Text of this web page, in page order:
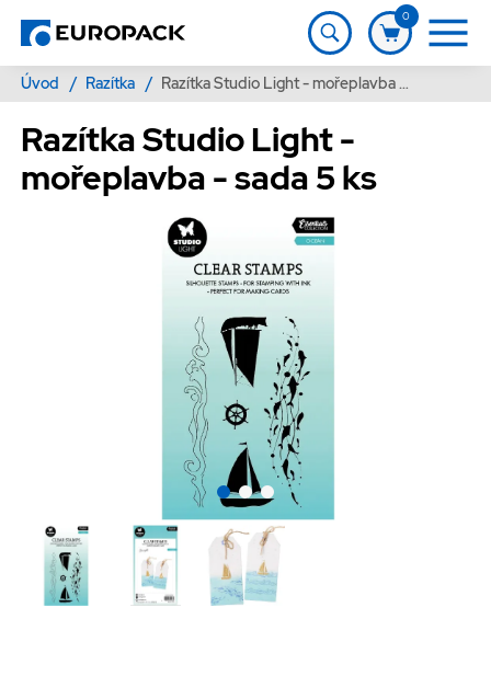
0
Úvod / Razítka / Razítka Studio Light - mořeplavba - sada 5 ks
Razítka Studio Light -
mořeplavba - sada 5 ks